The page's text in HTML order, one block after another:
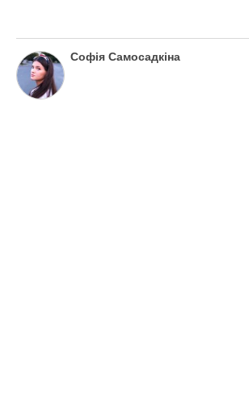
Софія Самосадкіна